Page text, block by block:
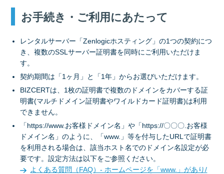
お手続き・ご利用にあたって
レンタルサーバー「Zenlogicホスティング」の1つの契約につ
き、複数のSSLサーバー証明書を同時にご利用いただけま
す。
契約期間は「1ヶ月」と「1年」からお選びいただけます。
BIZCERTは、1枚の証明書で複数のドメインをカバーする証
明書(マルチドメイン証明書やワイルドカード証明書)は利用
できません。
「https://www.お客様ドメイン名」や「https://〇〇〇.お客様
ドメイン名」のように、「www.」等を付与したURLで証明書
を利用される場合は、該当ホスト名でのドメイン名設定が必
要です。設定方法は以下をご参照ください。
よくある質問（FAQ）- ホームページを「www.」があり/